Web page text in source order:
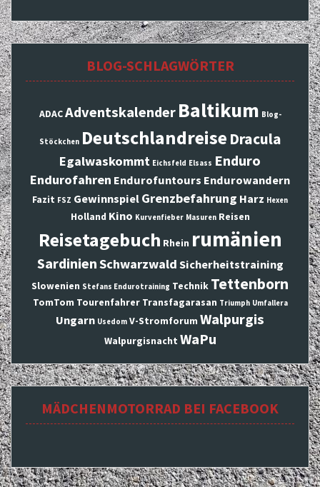
BLOG-SCHLAGWÖRTER
ADACAdventskalender Baltikum Blog-
Stöckchen Deutschlandreise Dracula
Egalwaskommt Eichsfeld Elsass Enduro
Endurofahren Endurofuntours Endurowandern
Fazit FSZ Gewinnspiel Grenzbefahrung Harz Hexen
Holland Kino Kurvenfieber Masuren Reisen
Reisetagebuch Rhein rumänien
SardinienSchwarzwald Sicherheitstraining
Slowenien Stefans Endurotraining Technik Tettenborn
TomTom Tourenfahrer Transfagarasan Triumph Umfallera
Ungarn Usedom V-Stromforum Walpurgis
Walpurgisnacht WaPu
MÄDCHENMOTORRAD BEI FACEBOOK